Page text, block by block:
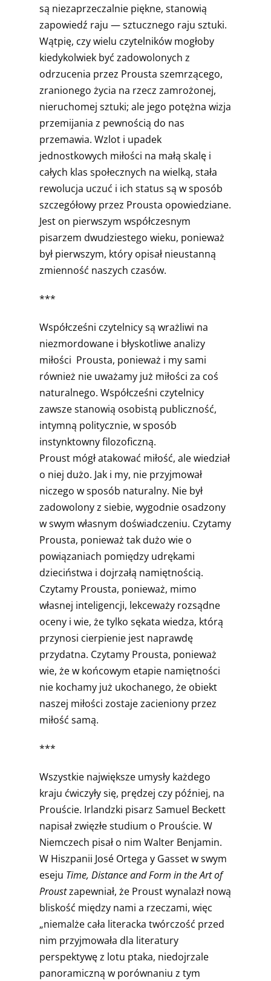
są niezaprzeczalnie piękne, stanowią
zapowiedź raju — sztucznego raju sztuki.
Wątpię, czy wielu czytelników mogłoby
kiedykolwiek być zadowolonych z
odrzucenia przez Prousta szemrzącego,
zranionego życia na rzecz zamrożonej,
nieruchomej sztuki; ale jego potężna wizja
przemijania z pewnością do nas
przemawia. Wzlot i upadek
jednostkowych miłości na małą skalę i
całych klas społecznych na wielką, stała
rewolucja uczuć i ich status są w sposób
szczegółowy przez Prousta opowiedziane.
Jest on pierwszym współczesnym
pisarzem dwudziestego wieku, ponieważ
był pierwszym, który opisał nieustanną
zmienność naszych czasów.
***
Współcześni czytelnicy są wrażliwi na
niezmordowane i błyskotliwe analizy
miłości Prousta, ponieważ i my sami
również nie uważamy już miłości za coś
naturalnego. Współcześni czytelnicy
zawsze stanowią osobistą publiczność,
intymną politycznie, w sposób
instynktowny filozoficzną.
Proust mógł atakować miłość, ale wiedział
o niej dużo. Jak i my, nie przyjmował
niczego w sposób naturalny. Nie był
zadowolony z siebie, wygodnie osadzony
w swym własnym doświadczeniu. Czytamy
Prousta, ponieważ tak dużo wie o
powiązaniach pomiędzy udrękami
dzieciństwa i dojrzałą namiętnością.
Czytamy Prousta, ponieważ, mimo
własnej inteligencji, lekceważy rozsądne
oceny i wie, że tylko sękata wiedza, którą
przynosi cierpienie jest naprawdę
przydatna. Czytamy Prousta, ponieważ
wie, że w końcowym etapie namiętności
nie kochamy już ukochanego, że obiekt
naszej miłości zostaje zacieniony przez
miłość samą.
***
Wszystkie największe umysły każdego
kraju ćwiczyły się, prędzej czy później, na
Prouście. Irlandzki pisarz Samuel Beckett
napisał zwięzłe studium o Prouście. W
Niemczech pisał o nim Walter Benjamin.
W Hiszpanii José Ortega y Gasset w swym
eseju Time, Distance and Form in the Art of
Proustzapewniał, że Proust wynalazł nową
bliskość między nami a rzeczami, więc
„niemalże cała literacka twórczość przed
nim przyjmowała dla literatury
perspektywę z lotu ptaka, niedojrzale
panoramiczną w porównaniu z tym